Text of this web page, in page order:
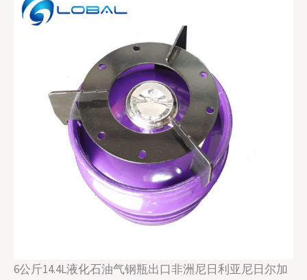
6公斤14.4L液化石油气钢瓶出口非洲尼日利亚尼日尔加